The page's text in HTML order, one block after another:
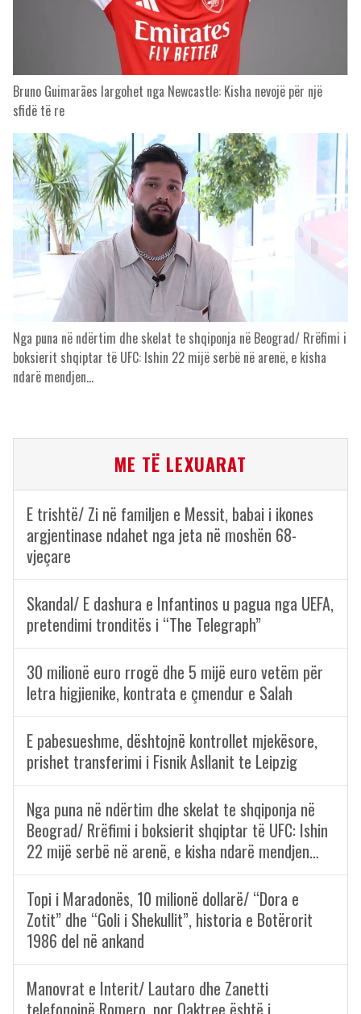
Bruno Guimarães largohet nga Newcastle: Kisha nevojë për një
sfidë të re
Nga puna në ndërtim dhe skelat te shqiponja në Beograd/ Rrëfimi i
boksierit shqiptar të UFC: Ishin 22 mijë serbë në arenë, e kisha
ndarë mendjen…
ME TË LEXUARAT
E trishtë/ Zi në familjen e Messit, babai i ikones
argjentinase ndahet nga jeta në moshën 68-
vjeçare
Skandal/ E dashura e Infantinos u pagua nga UEFA,
pretendimi tronditës i “The Telegraph”
30 milionë euro rrogë dhe 5 mijë euro vetëm për
letra higjienike, kontrata e çmendur e Salah
E pabesueshme, dështojnë kontrollet mjekësore,
prishet transferimi i Fisnik Asllanit te Leipzig
Nga puna në ndërtim dhe skelat te shqiponja në
Beograd/ Rrëfimi i boksierit shqiptar të UFC: Ishin
22 mijë serbë në arenë, e kisha ndarë mendjen…
Topi i Maradonës, 10 milionë dollarë/ “Dora e
Zotit” dhe “Goli i Shekullit”, historia e Botërorit
1986 del në ankand
Manovrat e Interit/ Lautaro dhe Zanetti
telefonojnë Romero, por Oaktree është i